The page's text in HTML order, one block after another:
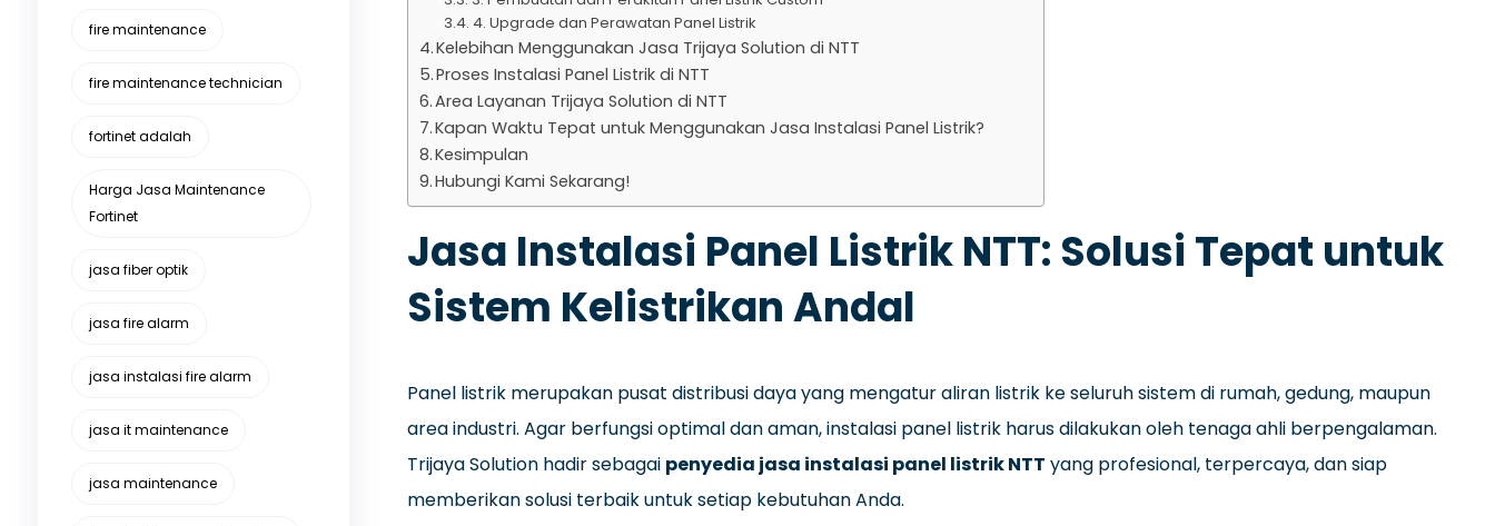
4. Upgrade dan Perawatan Panel Listrik
Kelebihan Menggunakan Jasa Trijaya Solution di NTT
Proses Instalasi Panel Listrik di NTT
Area Layanan Trijaya Solution di NTT
Kapan Waktu Tepat untuk Menggunakan Jasa Instalasi Panel Listrik?
Kesimpulan
Hubungi Kami Sekarang!
Jasa Instalasi Panel Listrik NTT: Solusi Tepat untuk
Sistem Kelistrikan Andal
Panel listrik merupakan pusat distribusi daya yang mengatur aliran listrik ke seluruh sistem di rumah, gedung, maupun
area industri. Agar berfungsi optimal dan aman, instalasi panel listrik harus dilakukan oleh tenaga ahli berpengalaman.
Trijaya Solution hadir sebagai penyedia jasa instalasi panel listrik NTT yang profesional, terpercaya, dan siap
memberikan solusi terbaik untuk setiap kebutuhan Anda.
fire maintenance
fire maintenance technician
fortinet adalah
Harga Jasa Maintenance
Fortinet
jasa fiber optik
jasa fire alarm
jasa instalasi fire alarm
jasa it maintenance
jasa maintenance